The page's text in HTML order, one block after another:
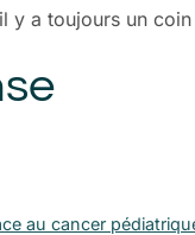
y a toujours un
au cancer